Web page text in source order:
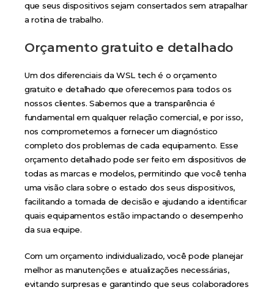
que seus dispositivos sejam consertados sem atrapalhar
a rotina de trabalho.
Orçamento gratuito e detalhado
Um dos diferenciais da WSL tech é o orçamento
gratuito e detalhado que oferecemos para todos os
nossos clientes. Sabemos que a transparência é
fundamental em qualquer relação comercial, e por isso,
nos comprometemos a fornecer um diagnóstico
completo dos problemas de cada equipamento. Esse
orçamento detalhado pode ser feito em dispositivos de
todas as marcas e modelos, permitindo que você tenha
uma visão clara sobre o estado dos seus dispositivos,
facilitando a tomada de decisão e ajudando a identificar
quais equipamentos estão impactando o desempenho
da sua equipe.
Com um orçamento individualizado, você pode planejar
melhor as manutenções e atualizações necessárias,
evitando surpresas e garantindo que seus colaboradores